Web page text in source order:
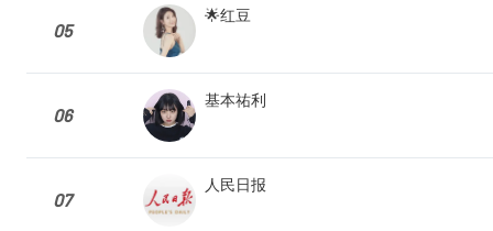
05
🌟红豆
06
基本祐利
07
人民日报